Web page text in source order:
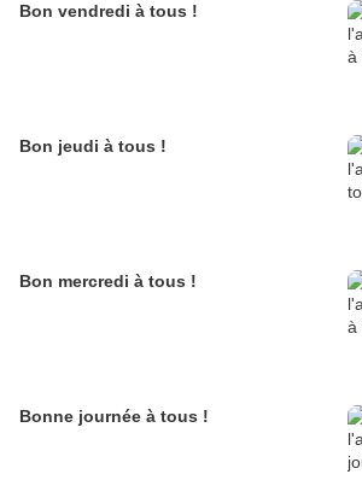
Bon vendredi à tous !
Bon jeudi à tous !
Bon mercredi à tous !
Bonne journée à tous !